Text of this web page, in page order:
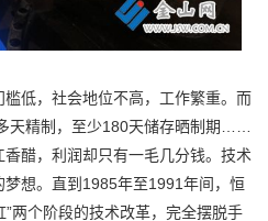
低，社会地位不高，工作繁重。而
天精制，至少180天储存晒制期……
醋，利润却只有一毛几分钱。技术
想。直到1985年至1991年间，恒
”两个阶段的技术改革，完全摆脱手